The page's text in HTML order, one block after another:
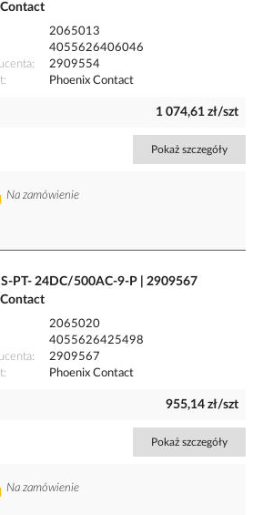
2065013
4055626406046
2909554
Phoenix Contact
1 074,61 zł/szt
Pokaż szczegóły
Na zamówienie
PT- 24DC/500AC-9-P | 2909567
2065020
4055626425498
2909567
Phoenix Contact
955,14 zł/szt
Pokaż szczegóły
Na zamówienie